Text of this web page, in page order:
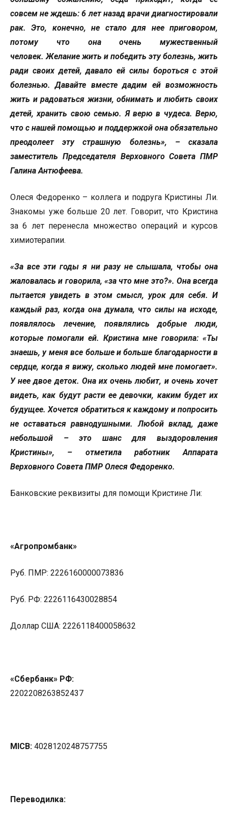
совсем не ждешь: 6 лет назад врачи диагностировали
рак. Это, конечно, не стало для нее приговором,
потому что она очень мужественный
человек. Желание жить и победить эту болезнь, жить
ради своих детей, давало ей силы бороться с этой
болезнью. Давайте вместе дадим ей возможность
жить и радоваться жизни, обнимать и любить своих
детей, хранить свою семью. Я верю в чудеса. Верю,
что с нашей помощью и поддержкой она обязательно
преодолеет эту страшную болезнь», – сказала
заместитель Председателя Верховного Совета ПМР
Галина Антюфеева.
Олеся Федоренко – коллега и подруга Кристины Ли.
Знакомы уже больше 20 лет. Говорит, что Кристина
за 6 лет перенесла множество операций и курсов
химиотерапии.
«За все эти годы я ни разу не слышала, чтобы она
жаловалась и говорила, «за что мне это?». Она всегда
пытается увидеть в этом смысл, урок для себя. И
каждый раз, когда она думала, что силы на исходе,
появлялось лечение, появлялись добрые люди,
которые помогали ей. Кристина мне говорила: «Ты
знаешь, у меня все больше и больше благодарности в
сердце, когда я вижу, сколько людей мне помогает».
У нее двое деток. Она их очень любит, и очень хочет
видеть, как будут расти ее девочки, каким будет их
будущее. Хочется обратиться к каждому и попросить
не оставаться равнодушными. Любой вклад, даже
небольшой – это шанс для выздоровления
Кристины», – отметила работник Аппарата
Верховного Совета ПМР Олеся Федоренко.
Банковские реквизиты для помощи Кристине Ли:
«Агропромбанк»
Руб. ПМР: 2226160000073836
Руб. РФ: 2226116430028854
Доллар США: 2226118400058632
«Сбербанк» РФ:
2202208263852437
MICB: 4028120248757755
Переводилка: